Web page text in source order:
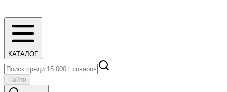
КАТАЛОГ
Найти